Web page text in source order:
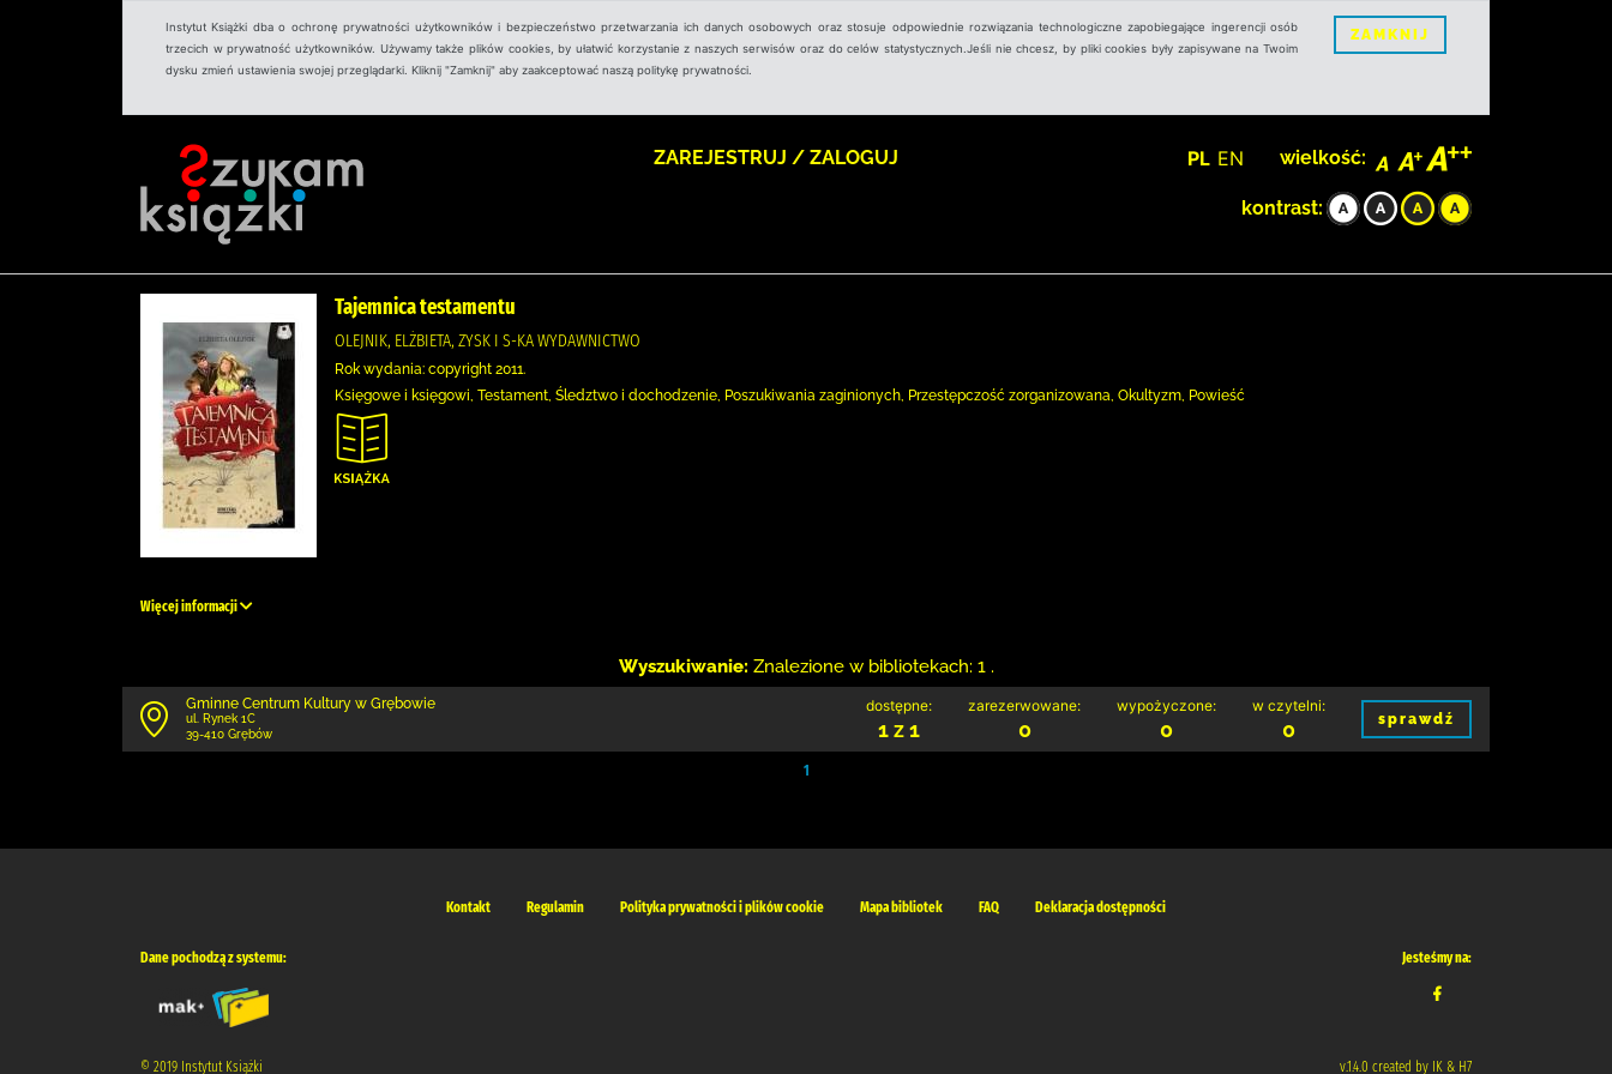
Instytut Książki dba o ochronę prywatności użytkowników i bezpieczeństwo przetwarzania ich danych osobowych oraz stosuje odpowiednie rozwiązania technologiczne zapobiegające ingerencji osób
trzecich w prywatność użytkowników. Używamy także plików cookies, by ułatwić korzystanie z naszych serwisów oraz do celów statystycznych.Jeśli nie chcesz, by pliki cookies były zapisywane na Twoim
dysku zmień ustawienia swojej przeglądarki. Kliknij "Zamknij" aby zaakceptować naszą politykę prywatności.
ZAMKNIJ
ZAREJESTRUJ / ZALOGUJ PL EN wielkość:
kontrast:
Tajemnica testamentu
OLEJNIK, ELŻBIETA, ZYSK I S-KA WYDAWNICTWO
Rok wydania: copyright 2011.
Księgowe i księgowi, Testament, Śledztwo i dochodzenie, Poszukiwania zaginionych, Przestępczość zorganizowana, Okultyzm, Powieść
Więcej informacji
Wyszukiwanie: Znalezione w bibliotekach: 1 .
Gminne Centrum Kultury w Grębowie
ul. Rynek 1C
39-410 Grębów
dostępne:
1 z 1
zarezerwowane:
0
wypożyczone:
0
w czytelni:
0 sprawdź
1
Kontakt Regulamin Polityka prywatności i plików cookie Mapa bibliotek FAQ Deklaracja dostępności
Dane pochodzą z systemu: Jesteśmy na:
© 2019 Instytut Książki v.1.4.0 created by IK & H7